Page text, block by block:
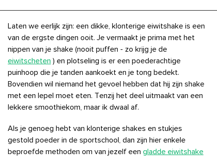
Laten we eerlijk zijn: een dikke, klonterige eiwitshake is een
van de ergste dingen ooit. Je vermaakt je prima met het
nippen van je shake (nooit puffen - zo krijg je de
eiwitscheten ) en plotseling is er een poederachtige
puinhoop die je tanden aankoekt en je tong bedekt.
Bovendien wil niemand het gevoel hebben dat hij zijn shake
met een lepel moet eten. Tenzij het deel uitmaakt van een
lekkere smoothiekom, maar ik dwaal af.
Als je genoeg hebt van klonterige shakes en stukjes
gestold poeder in de sportschool, dan zijn hier enkele
beproefde methoden om van jezelf een gladde eiwitshake